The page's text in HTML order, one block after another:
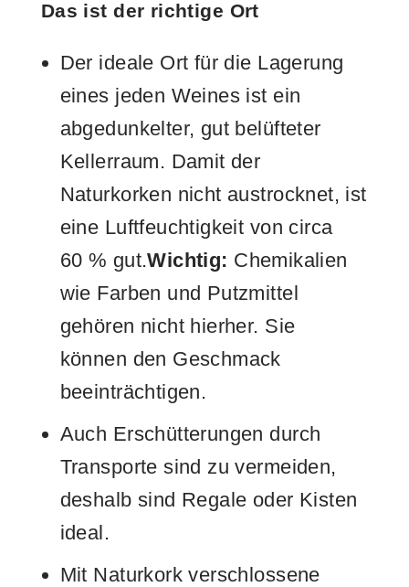
Das ist der richtige Ort
Der ideale Ort für die Lagerung
eines jeden Weines ist ein
abgedunkelter, gut belüfteter
Kellerraum. Damit der
Naturkorken nicht austrocknet, ist
eine Luftfeuchtigkeit von circa
60 % gut.Wichtig: Chemikalien
wie Farben und Putzmittel
gehören nicht hierher. Sie
können den Geschmack
beeinträchtigen.
Auch Erschütterungen durch
Transporte sind zu vermeiden,
deshalb sind Regale oder Kisten
ideal.
Mit Naturkork verschlossene